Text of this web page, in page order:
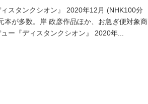
スタンクシオン』 2020年12月 (NHK100分
本が多数。岸 政彦作品ほか、お急ぎ便対象商
ー『ディスタンクシオン』 2020年...